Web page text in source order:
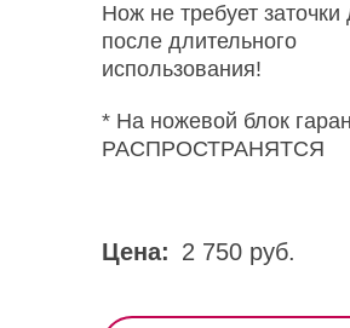
Нож не требует
после длительного
использования!
* На ножевой блок
РАСПРОСТРАНЯТСЯ
Цена: 2 750 руб.